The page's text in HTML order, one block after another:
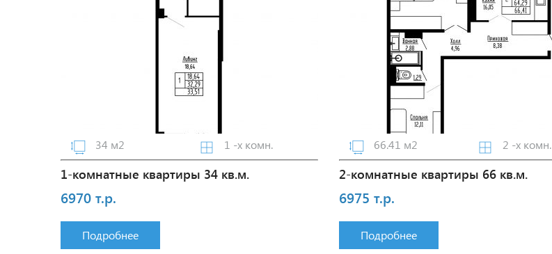
34 м2 1 -х комн.
1-комнатные квартиры 34 кв.м.
6970 т.р.
Подробнее
66.41 м2 2 -х комн.
2-комнатные квартиры 66 кв.м.
6975 т.р.
Подробнее